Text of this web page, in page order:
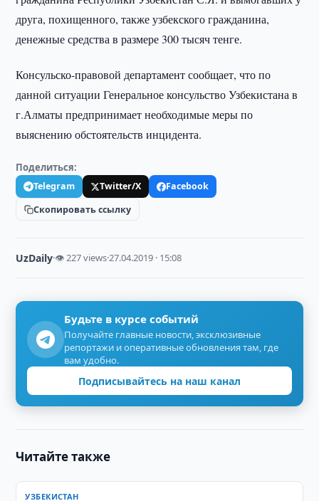
друга, похищенного, также узбекского гражданина,
денежные средства в размере 300 тысяч тенге.
Консульско-правовой департамент сообщает, что по
данной ситуации Генеральное консульство Узбекистана в
г.Алматы предпринимает необходимые меры по
выяснению обстоятельств инцидента.
Поделиться:
Telegram Twitter/X
Facebook
Скопировать ссылку
UzDaily·👁 227 views·27.04.2019 · 15:08
Будьте в курсе событий
Получайте главные новости, эксклюзивные
репортажи и оперативные обновления там, где
вам удобно.
Подписывайтесь на наш канал
Читайте также
УЗБЕКИСТАН